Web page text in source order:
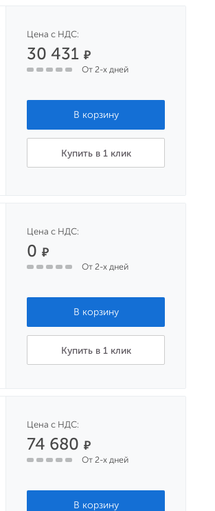
Цена с НДС:
30 431₽
От 2-х дней
Купить в 1 клик
Цена с НДС:
0₽
От 2-х дней
Купить в 1 клик
Цена с НДС:
74 680₽
От 2-х дней